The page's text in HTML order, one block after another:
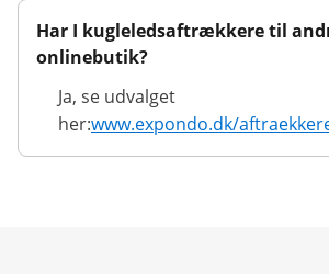
Har I kugleledsaftrækkere til
onlinebutik?
Ja, se udvalget
her:www.expondo.dk/